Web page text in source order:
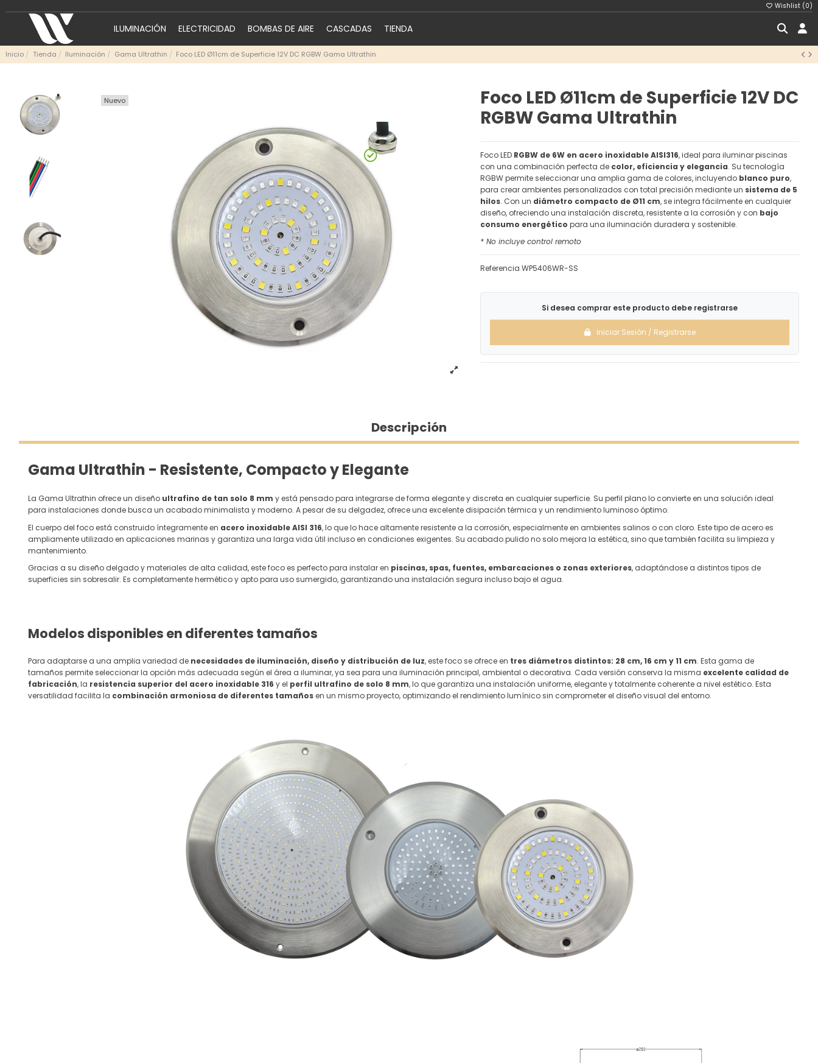
Wishlist (0)
ILUMINACIÓN ELECTRICIDAD BOMBAS DE AIRE CASCADAS TIENDA
Inicio Tienda Iluminación Gama Ultrathin Foco LED Ø11cm de Superficie 12V DC RGBW Gama Ultrathin
Nuevo
Foco LED Ø11cm de Superficie 12V DC
RGBW Gama Ultrathin
Foco LED RGBW de 6W en acero inoxidable AISI316, ideal para iluminar piscinas
con una combinación perfecta de color, eficiencia y elegancia. Su tecnología
RGBW permite seleccionar una amplia gama de colores, incluyendo blanco puro,
para crear ambientes personalizados con total precisión mediante un sistema de 5
hilos. Con un diámetro compacto de Ø11 cm, se integra fácilmente en cualquier
diseño, ofreciendo una instalación discreta, resistente a la corrosión y con bajo
consumo energético para una iluminación duradera y sostenible.
* No incluye control remoto
Referencia WP5406WR-SS
Si desea comprar este producto debe registrarse
Iniciar Sesión / Registrarse
Descripción
Gama Ultrathin - Resistente, Compacto y Elegante
La Gama Ultrathin ofrece un diseño ultrafino de tan solo 8 mm y está pensado para integrarse de forma elegante y discreta en cualquier superficie. Su perfil plano lo convierte en una solución ideal
para instalaciones donde busca un acabado minimalista y moderno. A pesar de su delgadez, ofrece una excelente disipación térmica y un rendimiento luminoso óptimo.
El cuerpo del foco está construido íntegramente en acero inoxidable AISI 316, lo que lo hace altamente resistente a la corrosión, especialmente en ambientes salinos o con cloro. Este tipo de acero es
ampliamente utilizado en aplicaciones marinas y garantiza una larga vida útil incluso en condiciones exigentes. Su acabado pulido no solo mejora la estética, sino que también facilita su limpieza y
mantenimiento.
Gracias a su diseño delgado y materiales de alta calidad, este foco es perfecto para instalar en piscinas, spas, fuentes, embarcaciones o zonas exteriores, adaptándose a distintos tipos de
superficies sin sobresalir. Es completamente hermético y apto para uso sumergido, garantizando una instalación segura incluso bajo el agua.
Modelos disponibles en diferentes tamaños
Para adaptarse a una amplia variedad de necesidades de iluminación, diseño y distribución de luz, este foco se ofrece en tres diámetros distintos: 28 cm, 16 cm y 11 cm. Esta gama de
tamaños permite seleccionar la opción más adecuada según el área a iluminar, ya sea para una iluminación principal, ambiental o decorativa. Cada versión conserva la misma excelente calidad de
fabricación, la resistencia superior del acero inoxidable 316 y el perfil ultrafino de solo 8 mm, lo que garantiza una instalación uniforme, elegante y totalmente coherente a nivel estético. Esta
versatilidad facilita la combinación armoniosa de diferentes tamaños en un mismo proyecto, optimizando el rendimiento lumínico sin comprometer el diseño visual del entorno.